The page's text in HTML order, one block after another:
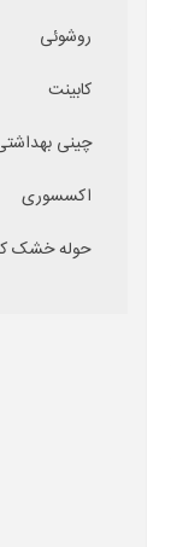
روشوئی
کابینت
چینی
اکسسوری
حوله خشک کن